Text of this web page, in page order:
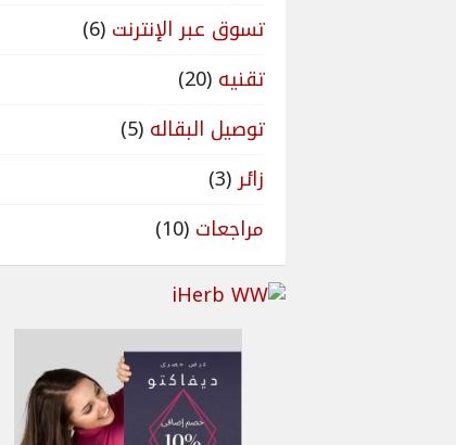
تسوق عبر الإنترنت (6)
تقنيه (20)
توصيل البقاله (5)
زائر(3)
مراجعات (10)